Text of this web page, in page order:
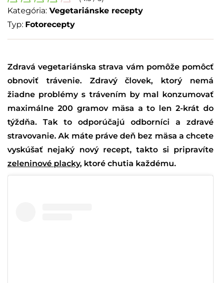
Kategória: Vegetariánske recepty
Typ: Fotorecepty
Zdravá vegetariánska strava vám pomôže pomôcť
obnoviť trávenie. Zdravý človek, ktorý nemá
žiadne problémy s trávením by mal konzumovať
maximálne 200 gramov mäsa a to len 2-krát do
týždňa. Tak to odporúčajú odborníci a zdravé
stravovanie. Ak máte práve deň bez mäsa a chcete
vyskúšať nejaký nový recept, takto si pripravíte
zeleninové placky, ktoré chutia každému.